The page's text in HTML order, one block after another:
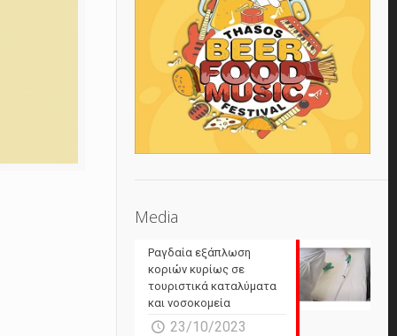
Media
Ραγδαία εξάπλωση
κοριών κυρίως σε
τουριστικά καταλύματα
και νοσοκομεία
23/10/2023